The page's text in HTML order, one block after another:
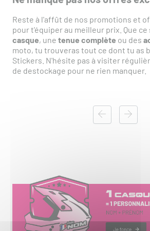
Reste à l'affût de nos promotions et
pour t'équiper au meilleur prix. Que
casque, une tenue complète ou des
moto, tu trouveras tout ce dont tu as
Stickers. N'hésite pas à visiter
de destockage pour ne rien manquer.